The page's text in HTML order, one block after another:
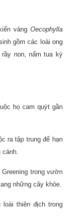
vàng Oecophylla
gồm các loài ong
non, nấm tua ký
họ cam quýt gần
ra tập trung để hạn
cánh.
trong vườn
những cây khỏe.
thiên địch trong